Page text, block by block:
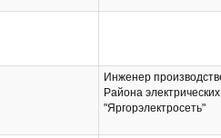
Инженер
Района
"Яргорэлектросеть"